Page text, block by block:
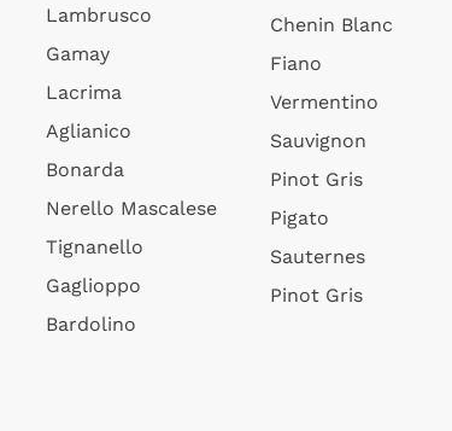
Lambrusco
Gamay
Lacrima
Aglianico
Bonarda
Nerello Mascalese
Tignanello
Gaglioppo
Bardolino
Chenin Blanc
Fiano
Vermentino
Sauvignon
Pinot Gris
Pigato
Sauternes
Pinot Gris